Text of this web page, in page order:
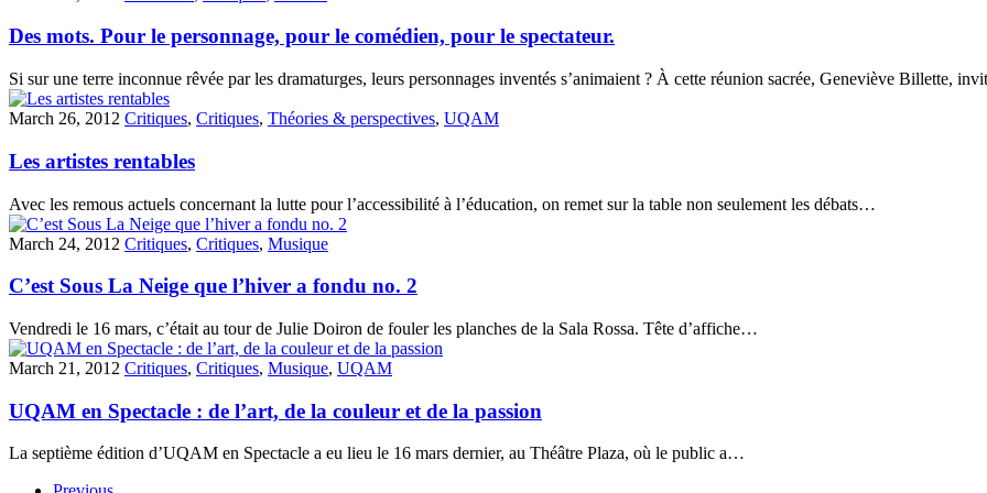
Des mots. Pour le personnage, pour le comédien, pour le spectateur.
Si sur une terre inconnue rêvée par les dramaturges, leurs personnages inventés s’animaient ? À cette réunion sacrée, Geneviève Billette,
March 26, 2012 Critiques, Critiques, Théories & perspectives, UQAM
Les artistes rentables
Avec les remous actuels concernant la lutte pour l’accessibilité à l’éducation, on remet sur la table non seulement les débats…
March 24, 2012 Critiques, Critiques, Musique
C’est Sous La Neige que l’hiver a fondu no. 2
Vendredi le 16 mars, c’était au tour de Julie Doiron de fouler les planches de la Sala Rossa. Tête d’affiche…
March 21, 2012 Critiques, Critiques, Musique, UQAM
UQAM en Spectacle : de l’art, de la couleur et de la passion
La septième édition d’UQAM en Spectacle a eu lieu le 16 mars dernier, au Théâtre Plaza, où le public a…